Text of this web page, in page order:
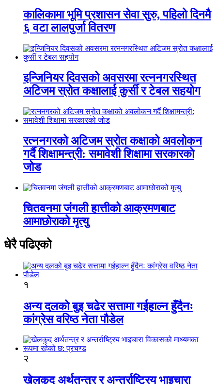
कालिकामा भूमि प्रशासन सेवा सुरु, पहिलो दिनमै
६ वटा लालपुर्जा वितरण
इन्जिनियर दिवसको अवसरमा रत्ननगरस्थित
अटिजम स्रोत कक्षालाई कुर्सी र टेबल सहयोग
रत्ननगरको अटिजम स्रोत कक्षाको अवलोकन
गर्दै शिक्षामन्त्री: समावेशी शिक्षामा सरकारको
जोड
चितवनमा जंगली हात्तीको आक्रमणबाट
आमाछोराको मृत्यु
धेरै पढिएको
१
अन्य दलको बुइ चढेर सत्तामा गईहाल्न हुँदैनः
कांग्रेस वरिष्ठ नेता पौडेल
२
खेलकुद अर्थतन्त्र र अन्तर्राष्ट्रिय भाइचारा